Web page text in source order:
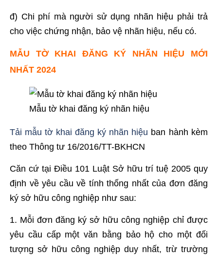
đ) Chi phí mà người sử dụng nhãn hiệu phải trả
cho việc chứng nhận, bảo vệ nhãn hiệu, nếu có.
MẪU TỜ KHAI ĐĂNG KÝ NHÃN HIỆU MỚI
NHẤT 2024
Mẫu tờ khai đăng ký nhãn hiệu
Tải mẫu tờ khai đăng ký nhãn hiệu ban hành kèm
theo Thông tư 16/2016/TT-BKHCN
Căn cứ tại Điều 101 Luật Sở hữu trí tuệ 2005 quy
định về yêu cầu về tính thống nhất của đơn đăng
ký sở hữu công nghiệp như sau:
1. Mỗi đơn đăng ký sở hữu công nghiệp chỉ được
yêu cầu cấp một văn bằng bảo hộ cho một đối
tượng sở hữu công nghiệp duy nhất, trừ trường